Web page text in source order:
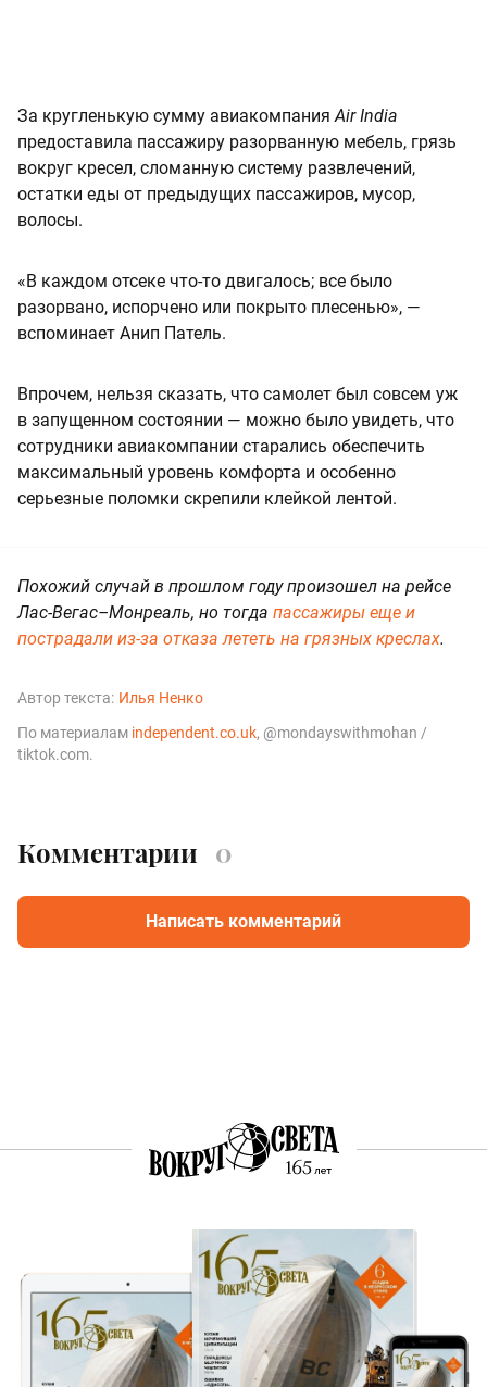
За кругленькую сумму авиакомпания Air India
предоставила пассажиру разорванную мебель, грязь
вокруг кресел, сломанную систему развлечений,
остатки еды от предыдущих пассажиров, мусор,
волосы.
«В каждом отсеке что-то двигалось; все было
разорвано, испорчено или покрыто плесенью», —
вспоминает Анип Патель.
Впрочем, нельзя сказать, что самолет был совсем уж
в запущенном состоянии — можно было увидеть, что
сотрудники авиакомпании старались обеспечить
максимальный уровень комфорта и особенно
серьезные поломки скрепили клейкой лентой.
Похожий случай в прошлом году произошел на рейсе
Лас-Вегас–Монреаль, но тогда пассажиры еще и
пострадали из-за отказа лететь на грязных креслах.
Автор текста: Илья Ненко
По материалам independent.co.uk, @mondayswithmohan /
tiktok.com.
Комментарии 0
Написать комментарий